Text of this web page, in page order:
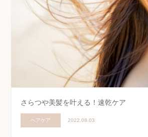
さらつや美髪を叶える！速乾ケア
ヘアケア 2022.08.03